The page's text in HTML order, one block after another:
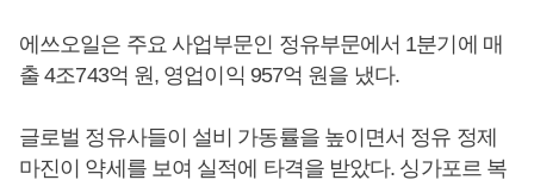
에쓰오일은 주요 사업부문인 정유부문에서 1분기에 매
출 4조743억 원, 영업이익 957억 원을 냈다.
글로벌 정유사들이 설비 가동률을 높이면서 정유 정제
마진이 약세를 보여 실적에 타격을 받았다. 싱가포르 복